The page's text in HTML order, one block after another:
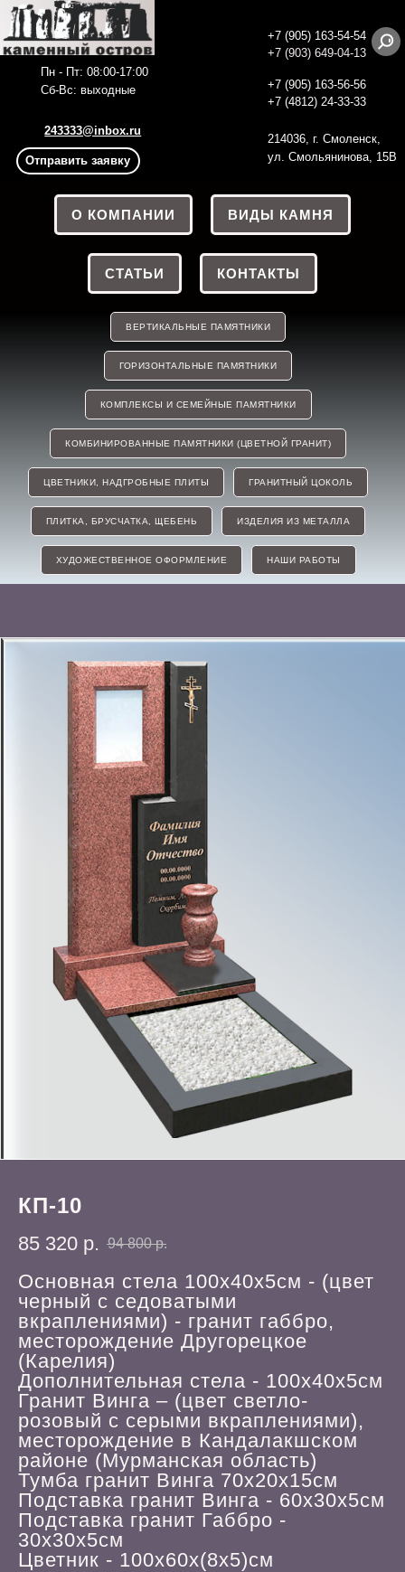
214036, г. Смоленск,
ул. Смольянинова, 15В
Пн - Пт: 08:00-17:00
Сб-Вс: выходные
+7 (905) 163-54-54
+7 (903) 649-04-13
243333@inbox.ru
Отправить заявку
+7 (905) 163-56-56
+7 (4812) 24-33-33
О КОМПАНИИ ВИДЫ КАМНЯ
СТАТЬИ КОНТАКТЫ
ВЕРТИКАЛЬНЫЕ ПАМЯТНИКИ
ГОРИЗОНТАЛЬНЫЕ ПАМЯТНИКИ
КОМПЛЕКСЫ И СЕМЕЙНЫЕ ПАМЯТНИКИ
КОМБИНИРОВАННЫЕ ПАМЯТНИКИ (ЦВЕТНОЙ ГРАНИТ)
ЦВЕТНИКИ, НАДГРОБНЫЕ ПЛИТЫ ГРАНИТНЫЙ ЦОКОЛЬ
ПЛИТКА, БРУСЧАТКА, ЩЕБЕНЬ ИЗДЕЛИЯ ИЗ МЕТАЛЛА
ХУДОЖЕСТВЕННОЕ ОФОРМЛЕНИЕ НАШИ РАБОТЫ
КП-10
85 320 р. 94 800 р.
Основная стела 100х40х5см - (цвет
черный с седоватыми
вкраплениями) - гранит габбро,
месторождение Другорецкое
(Карелия)
Дополнительная стела - 100х40х5см
Гранит Винга – (цвет светло-
розовый с серыми вкраплениями),
месторождение в Кандалакшском
районе (Мурманская область)
Тумба гранит Винга 70х20х15см
Подставка гранит Винга - 60х30х5см
Подставка гранит Габбро -
30х30х5см
Цветник - 100х60х(8х5)см